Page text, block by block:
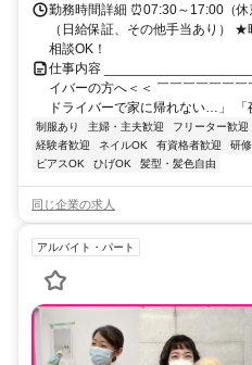
勤務時間詳細 ⏰07:30～17:00（
（日給保証、その他手当あり）
相談OK！
仕事内容
イバーの方へ＜＜ ￣￣￣￣￣￣
ドライバーで家に帰れない…」 「
制服あり 主婦・主夫歓迎 フリーター歓迎
経験者歓迎
ネイルOK 有資格者歓迎 研
ピアスOK
ひげOK 髪型・髪色自由
同じ企業の求人
アルバイト・パート